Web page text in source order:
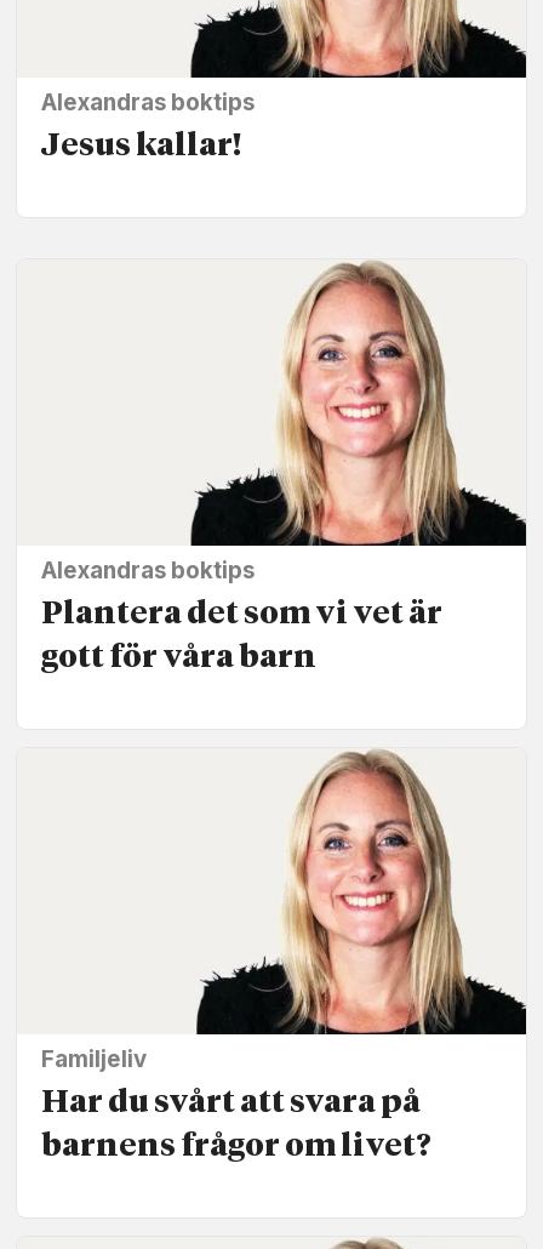
Alexandras boktips
Jesus kallar!
Alexandras boktips
Plantera det som vi vet är
gott för våra barn
Familjeliv
Har du svårt att svara på
barnens frågor om livet?